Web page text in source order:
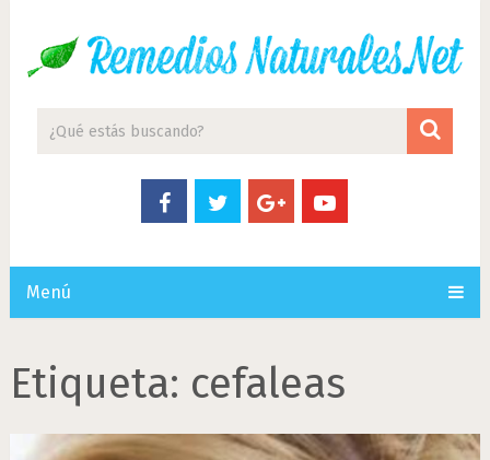
Menú
Etiqueta: cefaleas